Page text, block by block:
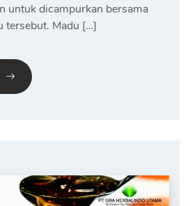
untuk dicampurkan bersama
tersebut. Madu […]